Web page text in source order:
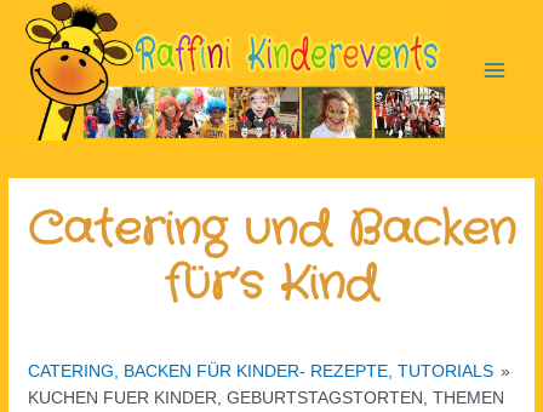
Inhalt
springen
Catering und Backen
für’s Kind
CATERING, BACKEN FÜR KINDER- REZEPTE, TUTORIALS »
KUCHEN FUER KINDER, GEBURTSTAGSTORTEN, THEMEN